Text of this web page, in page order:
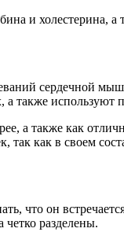
и холестерина,
сердечной
также используют
а также как
так как в своем
что он
разделены.